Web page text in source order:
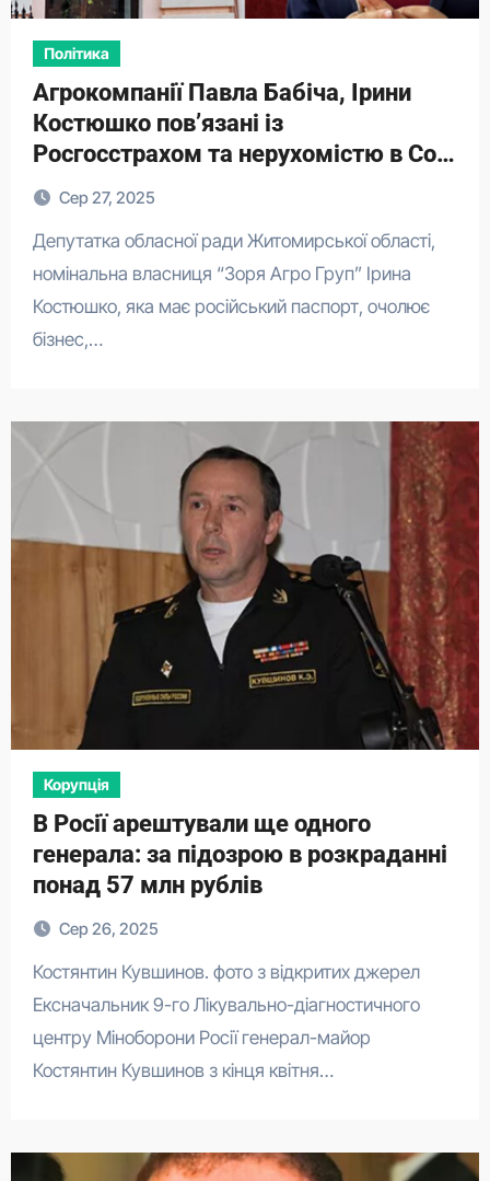
Політика
Агрокомпанії Павла Бабіча, Ірини
Костюшко повʼязані із
Росгосстрахом та нерухомістю в Сочі
– ЗМІ
Сер 27, 2025
Депутатка обласної ради Житомирської області,
номінальна власниця “Зоря Агро Груп” Ірина
Костюшко, яка має російський паспорт, очолює
бізнес,…
Корупція
В Росії арештували ще одного
генерала: за підозрою в розкраданні
понад 57 млн рублів
Сер 26, 2025
Костянтин Кувшинов. фото з відкритих джерел
Ексначальник 9-го Лікувально-діагностичного
центру Міноборони Росії генерал-майор
Костянтин Кувшинов з кінця квітня…